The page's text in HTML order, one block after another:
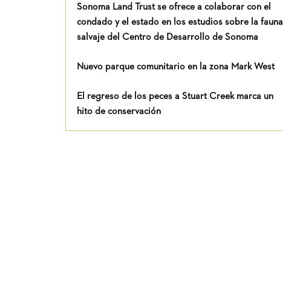
Sonoma Land Trust se ofrece a colaborar con el
condado y el estado en los estudios sobre la fauna
salvaje del Centro de Desarrollo de Sonoma
Nuevo parque comunitario en la zona Mark West
El regreso de los peces a Stuart Creek marca un
hito de conservación